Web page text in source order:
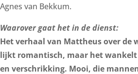
Agnes van Bekkum.
Waarover gaat het in de dienst:
Het verhaal van Mattheus over de
lijkt romantisch, maar het
en verschrikking. Mooi, die